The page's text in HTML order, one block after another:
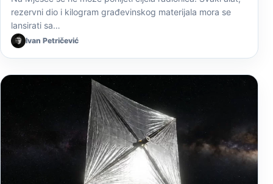
rezervni dio i kilogram građevinskog materijala mora se
lansirati sa…
Ivan Petričević